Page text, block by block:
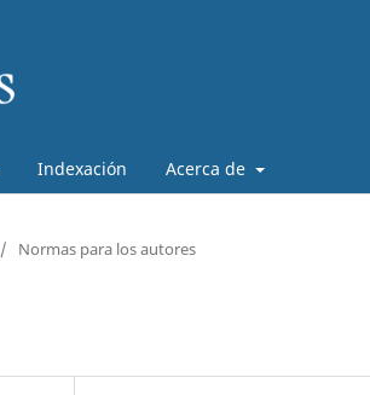
Indexación Acerca de
/ Normas para los autores